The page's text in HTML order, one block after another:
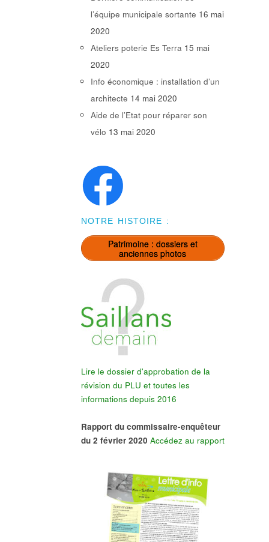
l’équipe municipale sortante 16 mai
2020
Ateliers poterie Es Terra 15 mai
2020
Info économique : installation d’un
architecte 14 mai 2020
Aide de l’Etat pour réparer son
vélo 13 mai 2020
NOTRE HISTOIRE :
Patrimoine : dossiers et
anciennes photos
Lire le dossier d'approbation de la
révision du PLU et toutes les
informations depuis 2016
Rapport du commissaire-enquêteur
du 2 février 2020 Accédez au rapport